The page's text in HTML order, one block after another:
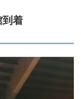
到着